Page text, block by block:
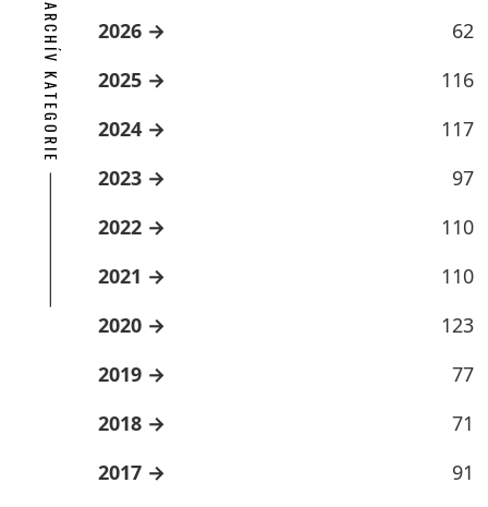
ARCHÍV KATEGORIE 2026
62
2025
116
2024
117
2023
97
2022
110
2021
110
2020
123
2019
77
2018
71
2017
91